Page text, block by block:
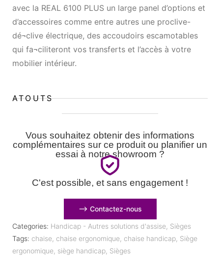
avec la REAL 6100 PLUS un large panel d’options et
d’accessoires comme entre autres une proclive-
dé¬clive électrique, des accoudoirs escamotables
qui fa¬ciliteront vos transferts et l’accès à votre
mobilier intérieur.
ATOUTS
Vous souhaitez obtenir des informations
complémentaires sur ce produit ou planifier un
essai à notre showroom ?
C'est possible, et sans engagement !
⟶ Contactez-nous
Categories: Handicap - Autres solutions d'assise, Sièges
Tags: chaise, chaise ergonomique, chaise handicap, Siège
ergonomique, siège handicap, Sièges